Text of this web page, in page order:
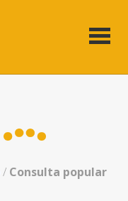
/ Consulta popular